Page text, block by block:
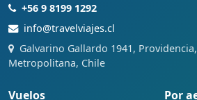
+56 9 8199 1292
info@travelviajes.cl
Galvarino Gallardo 1941,
Metropolitana, Chile
Vuelos Por